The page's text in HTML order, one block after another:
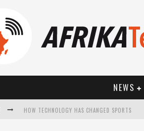
NEWS
HOW TECHNOLOGY HAS CHANGED SPORTS